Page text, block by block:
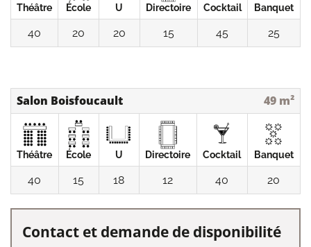
Théâtre École U Directoire Cocktail Banquet
40 20 20 15 45 25
Salon Boisfoucault 49 m²
Théâtre École U Directoire Cocktail Banquet
40 15 18 12 40 20
Contact et demande de disponibilité